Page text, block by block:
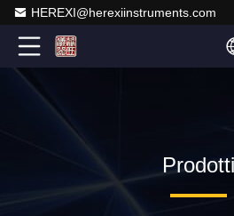
HEREXI@herexiinstruments.com
Prodotti